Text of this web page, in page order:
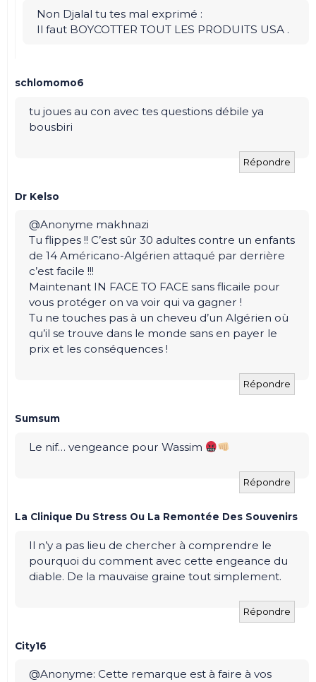
Non Djalal tu tes mal exprimé :
Il faut BOYCOTTER TOUT LES PRODUITS USA .
schlomomo6
tu joues au con avec tes questions débile ya
bousbiri
Répondre
Dr Kelso
@Anonyme makhnazi
Tu flippes !! C’est sûr 30 adultes contre un enfants
de 14 Américano-Algérien attaqué par derrière
c’est facile !!!
Maintenant IN FACE TO FACE sans flicaile pour
vous protéger on va voir qui va gagner !
Tu ne touches pas à un cheveu d’un Algérien où
qu’il se trouve dans le monde sans en payer le
prix et les conséquences !
Répondre
Sumsum
Le nif… vengeance pour Wassim
Répondre
La Clinique Du Stress Ou La Remontée Des Souvenirs
Il n’y a pas lieu de chercher à comprendre le
pourquoi du comment avec cette engeance du
diable. De la mauvaise graine tout simplement.
Répondre
City16
@Anonyme: Cette remarque est à faire à vos